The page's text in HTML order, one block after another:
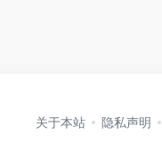
关于本站 隐私声明